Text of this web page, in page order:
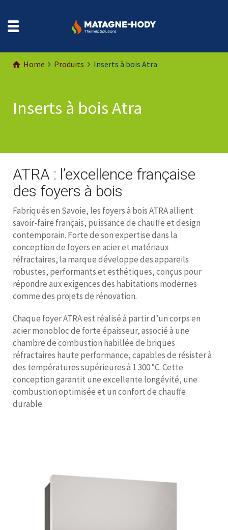
Home Produits Inserts à bois Atra
Inserts à bois Atra
ATRA : l’excellence française
des foyers à bois
Fabriqués en Savoie, les foyers à bois ATRA allient
savoir-faire français, puissance de chauffe et design
contemporain. Forte de son expertise dans la
conception de foyers en acier et matériaux
réfractaires, la marque développe des appareils
robustes, performants et esthétiques, conçus pour
répondre aux exigences des habitations modernes
comme des projets de rénovation.
Chaque foyer ATRA est réalisé à partir d’un corps en
acier monobloc de forte épaisseur, associé à une
chambre de combustion habillée de briques
réfractaires haute performance, capables de résister à
des températures supérieures à 1 300 °C. Cette
conception garantit une excellente longévité, une
combustion optimisée et un confort de chauffe
durable.